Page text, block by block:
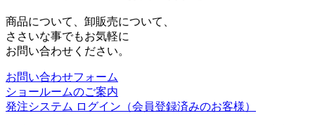
商品について、卸販売について、
ささいな事でもお気軽に
お問い合わせください。
お問い合わせフォーム
ショールームのご案内
発注システム ログイン （会員登録済みのお客様）